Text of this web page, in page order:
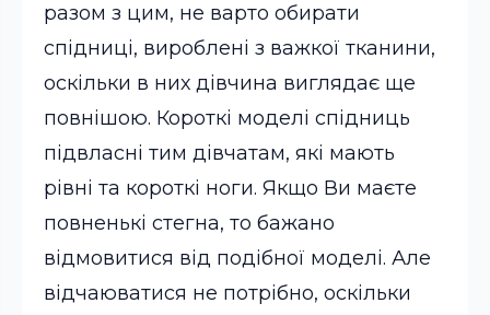
разом з цим, не варто обирати
спідниці, вироблені з важкої тканини,
оскільки в них дівчина виглядає ще
повнішою. Короткі моделі спідниць
підвласні тим дівчатам, які мають
рівні та короткі ноги. Якщо Ви маєте
повненькі стегна, то бажано
відмовитися від подібної моделі. Але
відчаюватися не потрібно, оскільки